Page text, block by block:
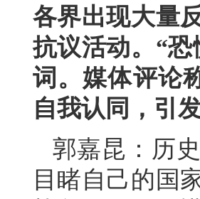
各界出现大量
抗议活动。“恐
词。媒体评论
自我认同，引
郭嘉昆：历
目睹自己的国